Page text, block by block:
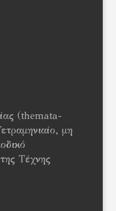
(themata-
μη
Τέχνης